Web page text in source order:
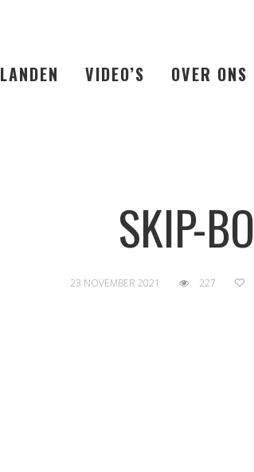
LANDEN VIDEO’S OVER ONS
SKIP-BO
23 NOVEMBER 2021 227